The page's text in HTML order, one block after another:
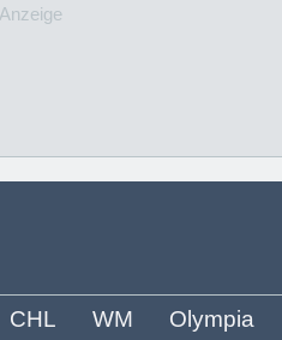
Anzeige
CHL WM
Olympia